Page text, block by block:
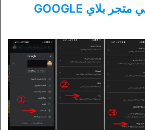
أذونات الأمان في متجر بلاي GOOGLE